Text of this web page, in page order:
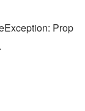
Prop